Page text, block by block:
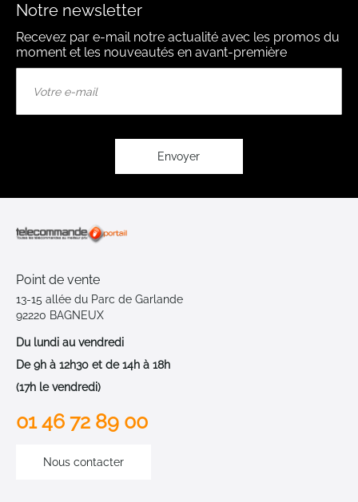
Notre newsletter
Recevez par e-mail notre actualité avec les promos du
moment et les nouveautés en avant-première
Envoyer
Point de vente
13-15 allée du Parc de Garlande
92220 BAGNEUX
Du lundi au vendredi
De 9h à 12h30 et de 14h à 18h
(17h le vendredi)
01 46 72 89 00
Nous contacter